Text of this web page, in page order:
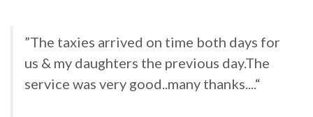
”The taxies arrived on time both days for
us & my daughters the previous day.The
service was very good..many thanks....“